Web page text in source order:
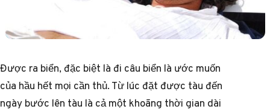
Được ra biển, đặc biệt là đi câu biển là ước muốn
của hầu hết mọi cần thủ. Từ lúc đặt được tàu đến
ngày bước lên tàu là cả một khoãng thời gian dài